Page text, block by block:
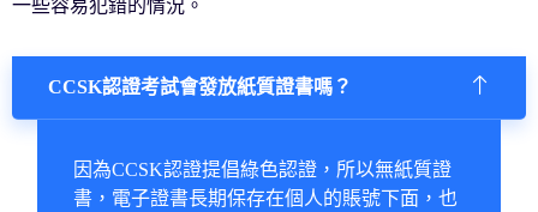
一些容易犯錯的情況。
CCSK認證考試會發放紙質證書嗎？
因為CCSK認證提倡綠色認證，所以無紙質證
書，電子證書長期保存在個人的賬號下面，也